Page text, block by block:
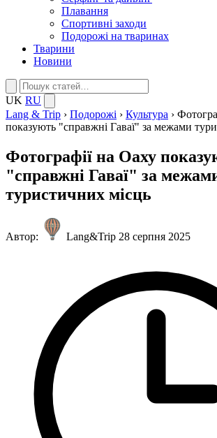
Плавання
Спортивні заходи
Подорожі на тваринах
Тварини
Новини
UK RU
Lang & Trip › Подорожі › Культура ›
показують "справжні Гаваї" за межами
Фотографії на Оаху
"справжні Гаваї" за
туристичних місць
Автор: Lang&Trip 28 серпня 2025